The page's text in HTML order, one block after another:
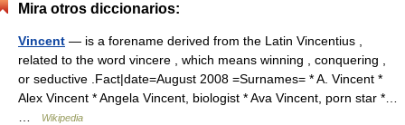
Mira otros diccionarios:
Vincent — is a forename derived from the Latin Vincentius ,
related to the word vincere , which means winning , conquering ,
or seductive .Fact|date=August 2008 =Surnames= * A. Vincent *
Alex Vincent * Angela Vincent, biologist * Ava Vincent, porn star *…
Wikipedia